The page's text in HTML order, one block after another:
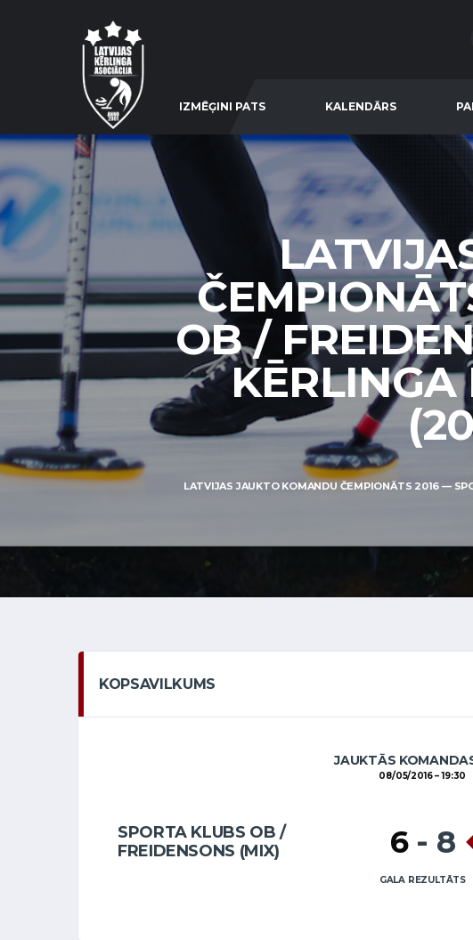
IZMĒĢINI PATS KALENDĀRS
OB /
KĒRLINGA
LATVIJAS JAUKTO KOMANDU ČEMPIONĀTS 2016 —
KOPSAVILKUMS
JAUKTĀS
08/05/2016 19:30
SPORTA KLUBS OB /
FREIDENSONS (MIX)
6 - 8
GALA REZULTĀTS